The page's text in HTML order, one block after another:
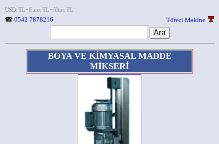
USD: TL • Euro: TL • Altın: TL
☎ 0542 7878216 Töreci Makine
BOYA VE KİMYASAL MADDE
MİKSERİ